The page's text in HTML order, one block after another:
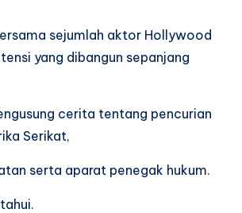
sejumlah aktor Hollywood
yang dibangun sepanjang
cerita tentang pencurian
Serikat,
serta aparat penegak hukum.